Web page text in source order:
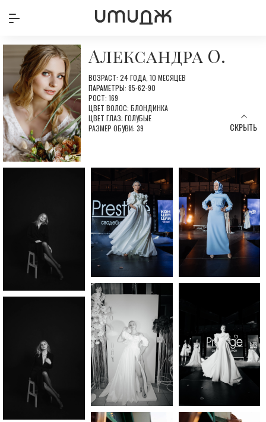
Александра О.
ВОЗРАСТ: 24 ГОДА, 10 МЕСЯЦЕВ
ПАРАМЕТРЫ: 85-62-90
РОСТ: 169
ЦВЕТ ВОЛОС: БЛОНДИНКА
ЦВЕТ ГЛАЗ: ГОЛУБЫЕ
РАЗМЕР ОБУВИ: 39
СКРЫТЬ